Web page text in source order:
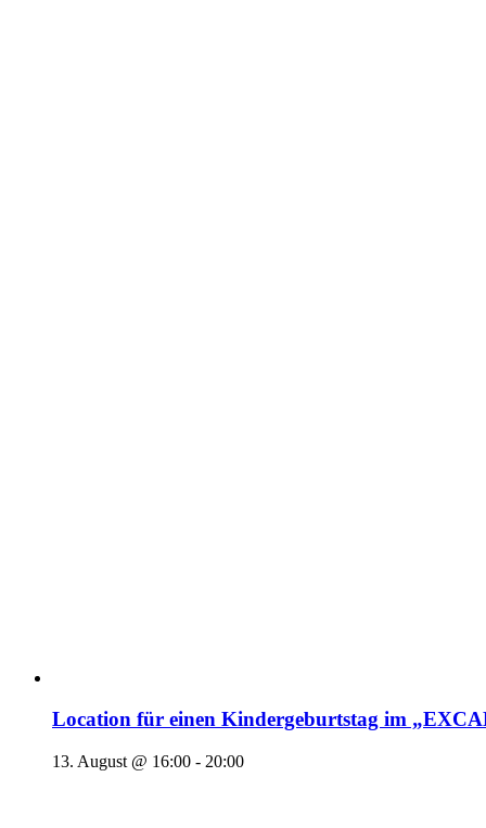
Location für einen Kindergeburtstag im
13. August @ 16:00 - 20:00